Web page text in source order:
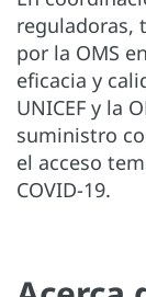
reguladoras,
por la OMS
eficacia y
UNICEF y la
suministro
el acceso
COVID-19.